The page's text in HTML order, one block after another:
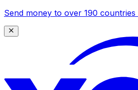
Send money to over 190 countries